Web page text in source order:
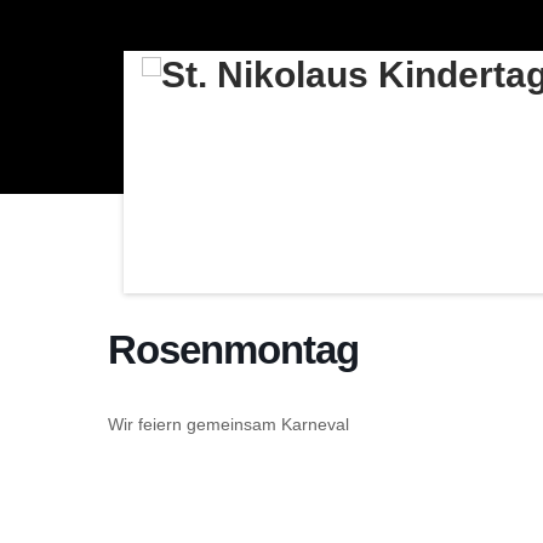
Rosenmontag
Wir feiern gemeinsam Karneval